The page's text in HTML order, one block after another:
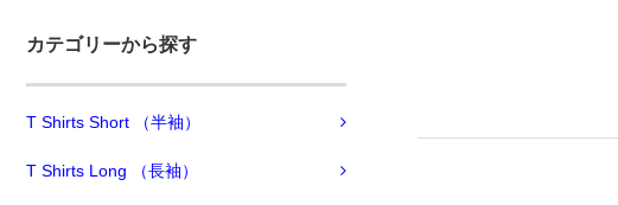
カテゴリーから探す
T Shirts Short （半袖）
T Shirts Long （長袖）